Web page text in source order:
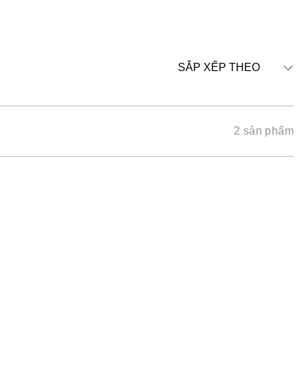
SẮP XẾP THEO
2 sản phẩm